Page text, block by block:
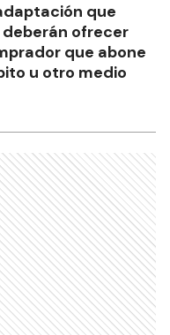
que
ofrecer
que abone
u otro medio